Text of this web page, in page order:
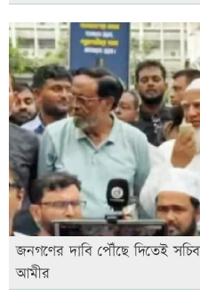
জনগণের দাবি পৌঁছে দিতেই
আমীর